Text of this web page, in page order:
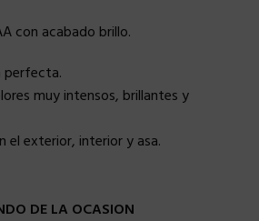
con acabado brillo.
perfecta.
muy intensos, brillantes y
el exterior, interior y asa.
DE LA OCASION